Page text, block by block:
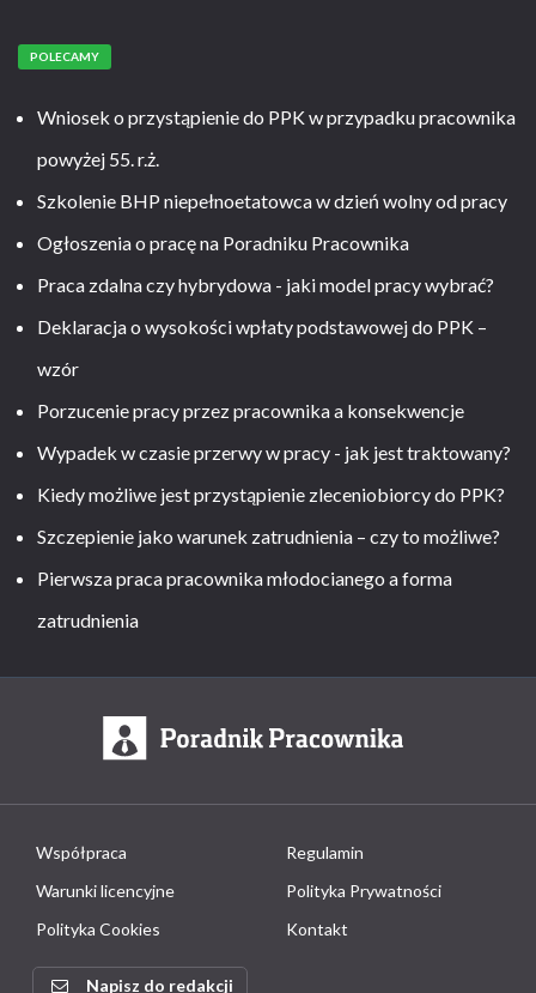
POLECAMY
Wniosek o przystąpienie do PPK w przypadku pracownika
powyżej 55. r.ż.
Szkolenie BHP niepełnoetatowca w dzień wolny od pracy
Ogłoszenia o pracę na Poradniku Pracownika
Praca zdalna czy hybrydowa - jaki model pracy wybrać?
Deklaracja o wysokości wpłaty podstawowej do PPK –
wzór
Porzucenie pracy przez pracownika a konsekwencje
Wypadek w czasie przerwy w pracy - jak jest traktowany?
Kiedy możliwe jest przystąpienie zleceniobiorcy do PPK?
Szczepienie jako warunek zatrudnienia – czy to możliwe?
Pierwsza praca pracownika młodocianego a forma
zatrudnienia
Współpraca
Regulamin
Warunki licencyjne
Polityka Prywatności
Polityka Cookies
Kontakt
Napisz do redakcji